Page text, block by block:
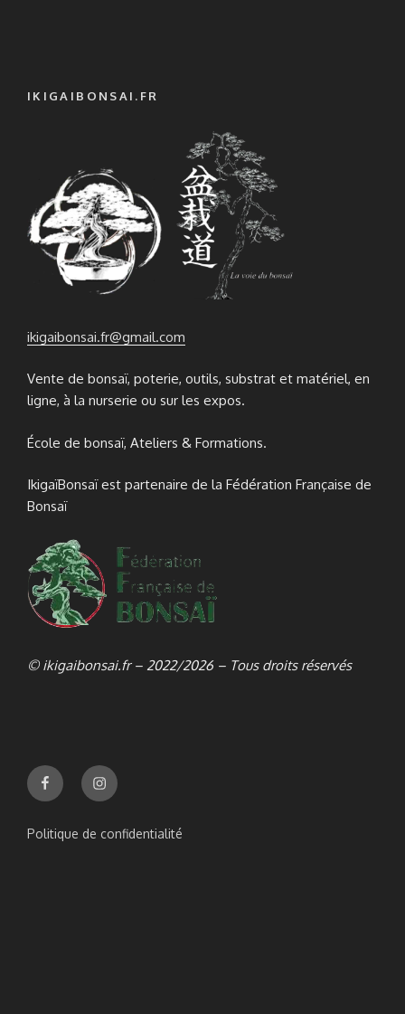
IKIGAIBONSAI.FR
ikigaibonsai.fr@gmail.com
Vente de bonsaï, poterie, outils, substrat et matériel, en
ligne, à la nurserie ou sur les expos.
École de bonsaï, Ateliers & Formations.
IkigaïBonsaï est partenaire de la Fédération Française de
Bonsaï
© ikigaibonsai.fr – 2022/2026 – Tous droits réservés
FacebookInstagram
Politique de confidentialité